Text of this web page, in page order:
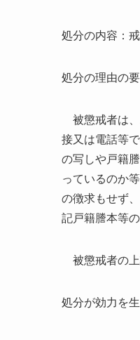
処分の内容：
処分の理由の要
被懲戒者は、
接又は電話等
の写しや戸籍
っているのか
の徴求もせず、
記戸籍謄本等
被懲戒者の
処分が効力を